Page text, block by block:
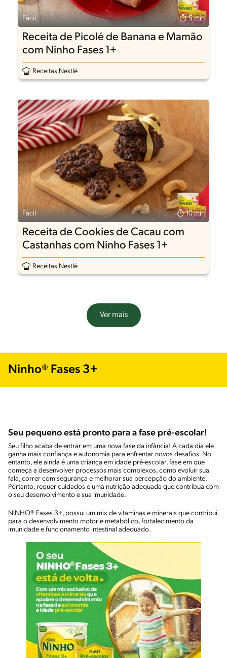
Fácil 5 min
Receita de Picolé de Banana e Mamão
com Ninho Fases 1+
Receitas Nestlé
Fácil 10 min
Receita de Cookies de Cacau com
Castanhas com Ninho Fases 1+
Receitas Nestlé
Ver mais
Ninho® Fases 3+
Seu pequeno está pronto para a fase pré-escolar!
Seu filho acaba de entrar em uma nova fase da infância! A cada dia ele
ganha mais confiança e autonomia para enfrentar novos desafios. No
entanto, ele ainda é uma criança em idade pré-escolar, fase em que
começa a desenvolver processos mais complexos, como evoluir sua
fala, correr com segurança e melhorar sua percepção do ambiente.
Portanto, requer cuidados e uma nutrição adequada que contribua com
o seu desenvolvimento e sua imunidade.
NINHO® Fases 3+, possui um mix de vitaminas e minerais que contribui
para o desenvolvimento motor e metabólico, fortalecimento da
imunidade e funcionamento intestinal adequado.